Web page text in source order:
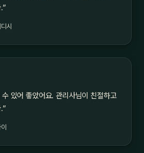
시
있어 좋았어요. 관리사님이 친절하고